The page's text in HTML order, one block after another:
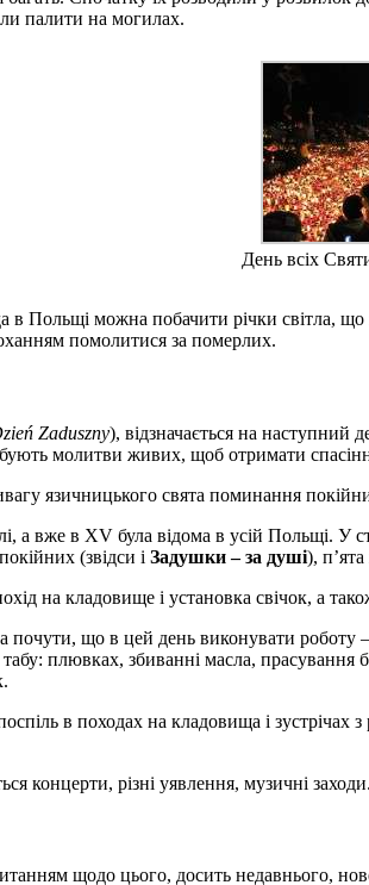
палити на могилах.
День всіх
в Польщі можна побачити річки світла,
помолитися за померлих.
Zaduszny), відзначається на наступний
молитви живих, щоб отримати
язичницького свята поминання
а вже в XV була відома в усій Польщі.
(звідси і Задушки – за душі),
на кладовище і установка свічок, а
що в цей день виконувати
плювках, збиванні масла, прасування
в походах на кладовища і
концерти, різні уявлення, музичні заходи.
щодо цього, досить недавнього,